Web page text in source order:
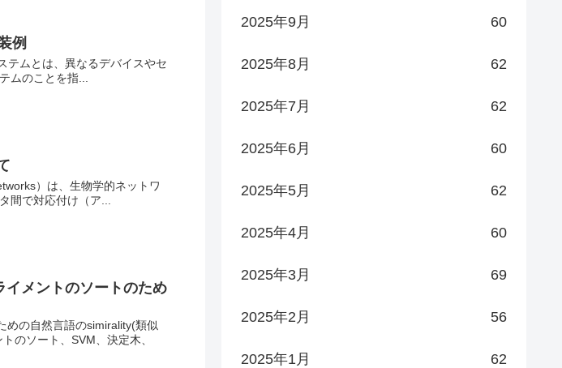
例
テムとは、異なるデバイスやセ
ムのことを指...
）は、生物学的ネットワ
間で対応付け（ア...
メントのソートのため
めの自然言語のsimirality(類似
のソート、SVM、決定木、
2025年9月 60
2025年8月 62
2025年7月 62
2025年6月 60
2025年5月 62
2025年4月 60
2025年3月 69
2025年2月 56
2025年1月 62